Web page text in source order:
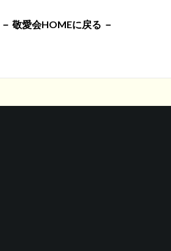
－ 敬愛会HOMEに戻る －